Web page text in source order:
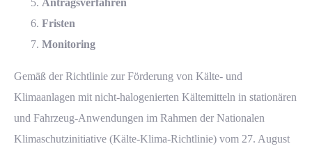
Antragsverfahren
Fristen
Monitoring
Gemäß der Richtlinie zur Förderung von Kälte- und
Klimaanlagen mit nicht-halogenierten Kältemitteln in stationären
und Fahrzeug-Anwendungen im Rahmen der Nationalen
Klimaschutzinitiative (Kälte-Klima-Richtlinie) vom 27. August